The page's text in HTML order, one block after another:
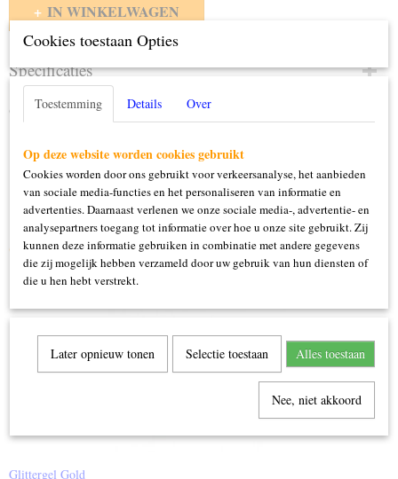
IN WINKELWAGEN
Specificaties
Productcode
139-20.063
Omschrijving
Ook interessant
Glittergel Gold
Cookies toestaan Opties
Toestemming Details Over
Op deze website worden cookies gebruikt
Cookies worden door ons gebruikt voor verkeersanalyse, het aanbieden
van sociale media-functies en het personaliseren van informatie en
advertenties. Daarnaast verlenen we onze sociale media-, advertentie- en
analysepartners toegang tot informatie over hoe u onze site gebruikt. Zij
kunnen deze informatie gebruiken in combinatie met andere gegevens
die zij mogelijk hebben verzameld door uw gebruik van hun diensten of
die u hen hebt verstrekt.
Later opnieuw tonen Selectie toestaan Alles toestaan
Nee, niet akkoord